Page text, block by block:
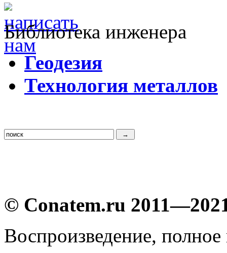
Библиотека инженера
Геодезия
Технология металлов
© Conatem.ru
Воспроизведение,